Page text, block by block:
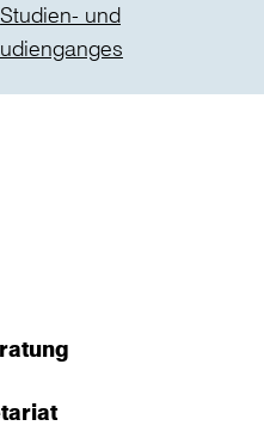
Studien- und